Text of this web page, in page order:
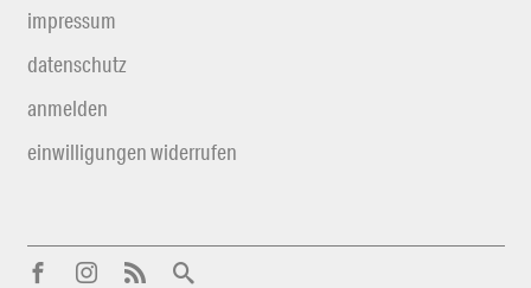
impressum
datenschutz
anmelden
einwilligungen widerrufen